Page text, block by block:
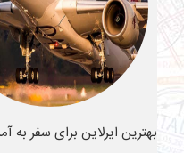
بهترین ایرلاین برای سفر به